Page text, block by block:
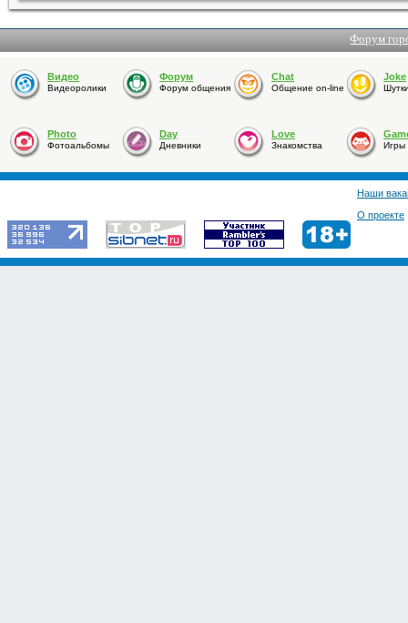
Форум
Видео
Видеоролики
Форум
Форум общения
Chat
Общение on-line
Joke
Photo
Фотоальбомы
Day
Дневники
Love
Знакомства Игры
Наши
О проекте